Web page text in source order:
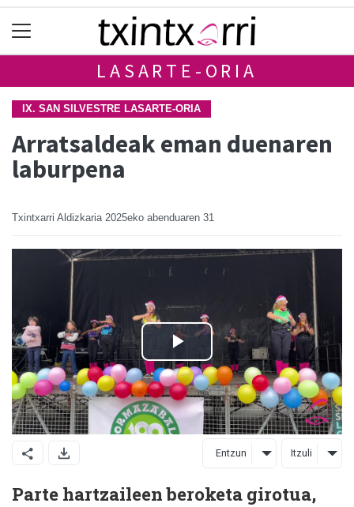
LASARTE-ORIA
IX. SAN SILVESTRE LASARTE-ORIA
Arratsaldeak eman duenaren
laburpena
Txintxarri Aldizkaria 2025eko abenduaren 31
Entzun Itzuli
Parte hartzaileen beroketa girotua,